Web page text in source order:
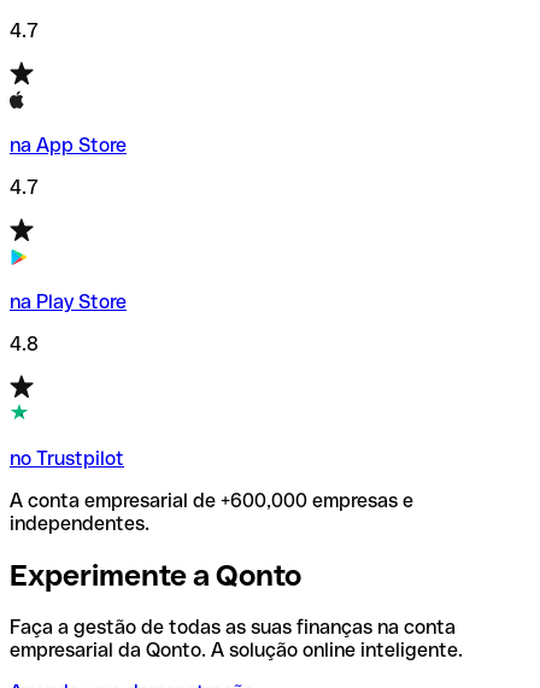
4.7
na App Store
4.7
na Play Store
4.8
no Trustpilot
A conta empresarial de +600,000 empresas e
independentes.
Experimente a Qonto
Faça a gestão de todas as suas finanças na conta
empresarial da Qonto. A solução online inteligente.